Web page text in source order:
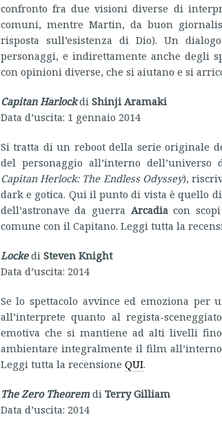
confronto fra due visioni diverse di
comuni, mentre Martin, da buon
risposta sull’esistenza di Dio). Un
personaggi, e indirettamente anche degli
con opinioni diverse, che si aiutano e si
Capitan Harlockdi Shinji Aramaki
Data d’uscita: 1 gennaio 2014
Si tratta di un reboot della serie originale
del personaggio all’interno
Capitan Herlock: The Endless Odyssey),
dark e gotica. Qui il punto di vista è quello
dell’astronave da guerra Arcadiacon
comune con il Capitano. Leggi tutta la
Lockedi Steven Knight
Data d’uscita: 2014
Se lo spettacolo avvince ed emoziona per
all’interprete quanto al regista-
emotiva che si mantiene ad alti livelli
ambientare integralmente il film
Leggi tutta la recensione QUI.
The Zero Theoremdi Terry Gilliam
Data d’uscita: 2014